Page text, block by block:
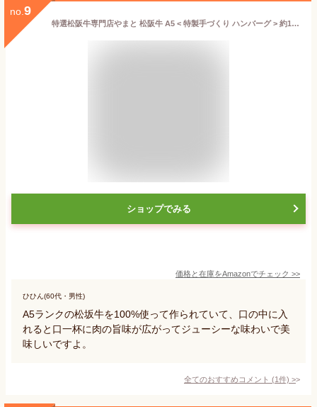
no. 9
特選松阪牛専門店やまと 松阪牛 A5 < 特製手づくり ハンバーグ > 約120g×6(6名様用)【個別包装・真空パック】
ショップでみる
価格と在庫をAmazonでチェック >>
ひひん(60代・男性)
A5ランクの松坂牛を100%使って作られていて、口の中に入
れると口一杯に肉の旨味が広がってジューシーな味わいで美
味しいですよ。
全てのおすすめコメント (1件) >